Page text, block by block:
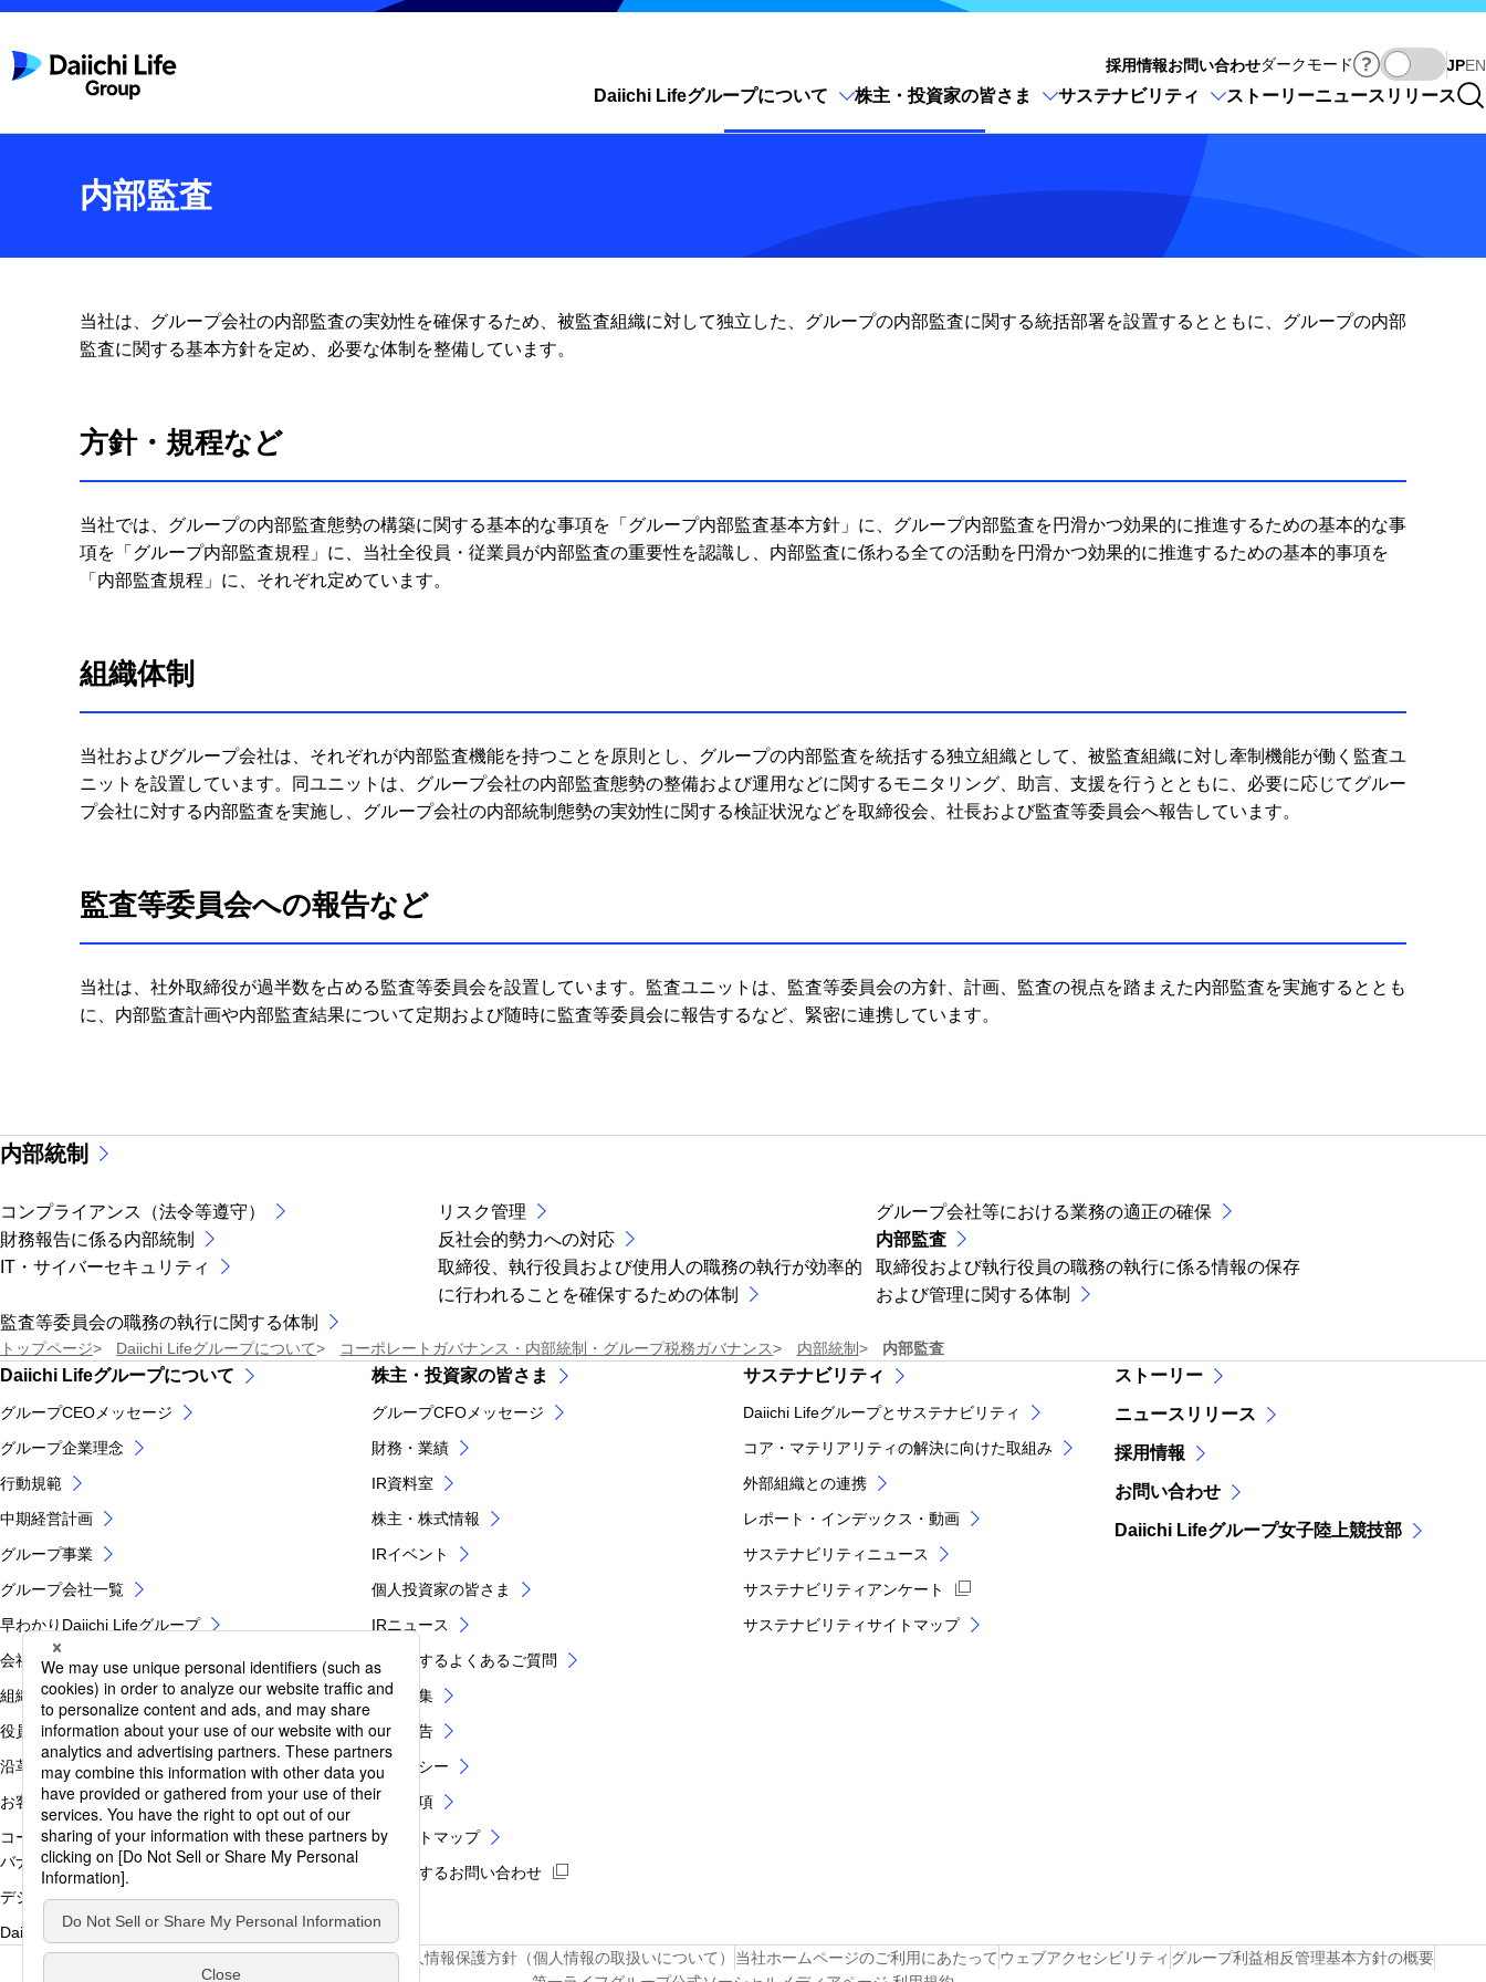
採用情報お問い合わせダークモード JPEN
Daiichi Lifeグループについて 株主・投資家の皆さま サステナビリティ ストーリーニュースリリース
サイト内検索を開く
内部監査
当社は、グループ会社の内部監査の実効性を確保するため、被監査組織に対して独立した、グループの内部監査に関する統括部署を設置するとともに、グループの内部
監査に関する基本方針を定め、必要な体制を整備しています。
方針・規程など
当社では、グループの内部監査態勢の構築に関する基本的な事項を「グループ内部監査基本方針」に、グループ内部監査を円滑かつ効果的に推進するための基本的な事
項を「グループ内部監査規程」に、当社全役員・従業員が内部監査の重要性を認識し、内部監査に係わる全ての活動を円滑かつ効果的に推進するための基本的事項を
「内部監査規程」に、それぞれ定めています。
組織体制
当社およびグループ会社は、それぞれが内部監査機能を持つことを原則とし、グループの内部監査を統括する独立組織として、被監査組織に対し牽制機能が働く監査ユ
ニットを設置しています。同ユニットは、グループ会社の内部監査態勢の整備および運用などに関するモニタリング、助言、支援を行うとともに、必要に応じてグルー
プ会社に対する内部監査を実施し、グループ会社の内部統制態勢の実効性に関する検証状況などを取締役会、社長および監査等委員会へ報告しています。
監査等委員会への報告など
当社は、社外取締役が過半数を占める監査等委員会を設置しています。監査ユニットは、監査等委員会の方針、計画、監査の視点を踏まえた内部監査を実施するととも
に、内部監査計画や内部監査結果について定期および随時に監査等委員会に報告するなど、緊密に連携しています。
内部統制
コンプライアンス（法令等遵守） リスク管理
グループ会社等における業務の適正の確保
財務報告に係る内部統制
反社会的勢力への対応
内部監査
IT・サイバーセキュリティ
取締役、執行役員および使用人の職務の執行が効率的
に行われることを確保するための体制
取締役および執行役員の職務の執行に係る情報の保存
および管理に関する体制
監査等委員会の職務の執行に関する体制
トップページ Daiichi Lifeグループについて コーポレートガバナンス・内部統制・グループ税務ガバナンス 内部統制 内部監査
Daiichi Lifeグループについて
グループCEOメッセージ
グループ企業理念
行動規範
中期経営計画
グループ事業
グループ会社一覧
早わかりDaiichi Lifeグループ
会社概要
組織図
役員紹介
沿革
お客さま第一のグループ業務運営方針
コーポレートガバナンス・内部統制・グループ税務ガ
バナンス
デジタルイノベーション
Daiichi Lifeブランド
株主・投資家の皆さま
グループCFOメッセージ
財務・業績
IR資料室
株主・株式情報
IRイベント
個人投資家の皆さま
IRニュース
IRに関するよくあるご質問
IR用語集
電子公告
IRポリシー
免責事項
IRサイトマップ
IRに関するお問い合わせ
サステナビリティ
Daiichi Lifeグループとサステナビリティ
コア・マテリアリティの解決に向けた取組み
外部組織との連携
レポート・インデックス・動画
サステナビリティニュース
サステナビリティアンケート
サステナビリティサイトマップ
ストーリー
ニュースリリース
採用情報
お問い合わせ
Daiichi Lifeグループ女子陸上競技部
サイトマップソーシャルメディア公式アカウント個人情報保護方針（個人情報の取扱いについて） 当社ホームページのご利用にあたって ウェブアクセシビリティ グループ利益相反管理基本方針の概要